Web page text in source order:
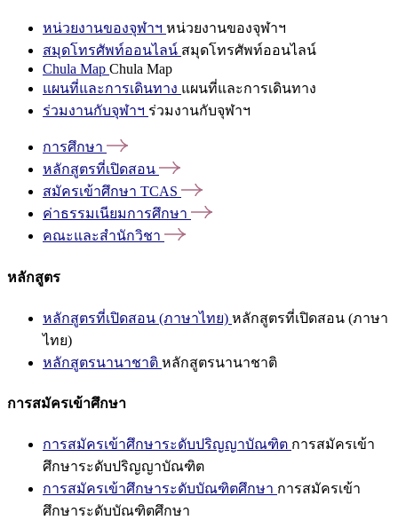
หน่วยงานของจุฬาฯ หน่วยงานของจุฬาฯ
สมุดโทรศัพท์ออนไลน์ สมุดโทรศัพท์ออนไลน์
Chula Map Chula Map
แผนที่และการเดินทาง แผนที่และการเดินทาง
ร่วมงานกับจุฬาฯ ร่วมงานกับจุฬาฯ
การศึกษา
หลักสูตรที่เปิดสอน
สมัครเข้าศึกษา TCAS
ค่าธรรมเนียมการศึกษา
คณะและสำนักวิชา
หลักสูตร
หลักสูตรที่เปิดสอน (ภาษาไทย) หลักสูตรที่เปิดสอน (ภาษา
ไทย)
หลักสูตรนานาชาติ หลักสูตรนานาชาติ
การสมัครเข้าศึกษา
การสมัครเข้าศึกษาระดับปริญญาบัณฑิต การสมัครเข้า
ศึกษาระดับปริญญาบัณฑิต
การสมัครเข้าศึกษาระดับบัณฑิตศึกษา การสมัครเข้า
ศึกษาระดับบัณฑิตศึกษา